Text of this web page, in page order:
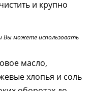
и крупно
Вы можете использовать
масло,
хлопья и соль